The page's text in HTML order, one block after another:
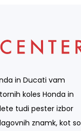
in Ducati vam
koles Honda in
tudi pester izbor
znamk, kot so